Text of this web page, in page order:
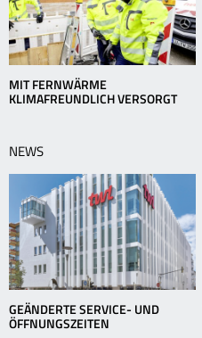
MIT FERNWÄRME
KLIMAFREUNDLICH VERSORGT
NEWS
GEÄNDERTE SERVICE- UND
ÖFFNUNGSZEITEN